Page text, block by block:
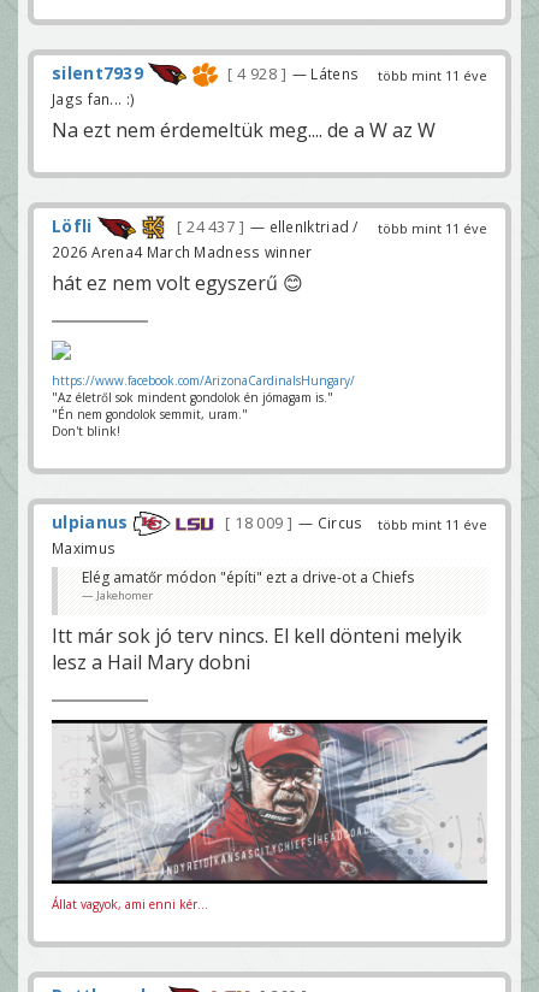
több mint 11 éve
silent7939 4 928
— Látens
Jags fan... :)
Na ezt nem érdemeltük meg.... de a W az W
több mint 11 éve
Löfli 24 437
— ellenIktriad /
2026 Arena4 March Madness winner
hát ez nem volt egyszerű 😊
https://www.facebook.com/ArizonaCardinalsHungary/
"Az életről sok mindent gondolok én jómagam is."
"Én nem gondolok semmit, uram."
Don't blink!
több mint 11 éve
ulpianus 18 009
— Circus
Maximus
Elég amatőr módon "építi" ezt a drive-ot a Chiefs
Jakehomer
Itt már sok jó terv nincs. El kell dönteni melyik
lesz a Hail Mary dobni
Állat vagyok, ami enni kér...